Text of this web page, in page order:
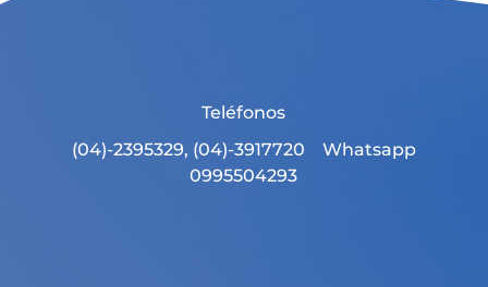
Teléfonos
(04)-2395329, (04)-3917720 Whatsapp
0995504293